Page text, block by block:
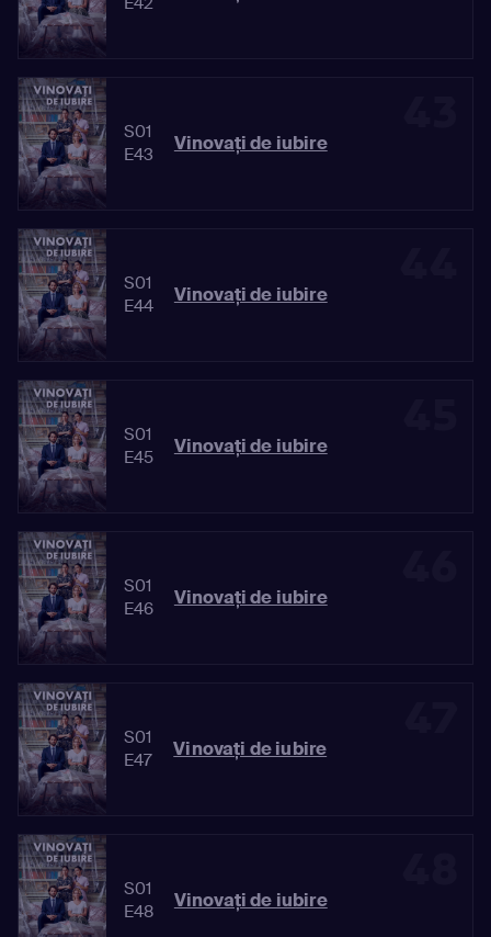
S01
E43
Vinovaţi de iubire
S01
E44
Vinovaţi de iubire
S01
E45
Vinovaţi de iubire
S01
E46
Vinovaţi de iubire
S01
E47
Vinovaţi de iubire
S01
E48
Vinovaţi de iubire